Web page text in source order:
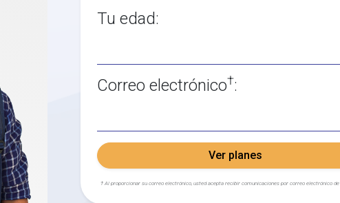
Tu edad:
Correo electrónico†:
Ver planes
† Al proporcionar su correo electrónico, usted acepta recibir comunicaciones por correo electrónico